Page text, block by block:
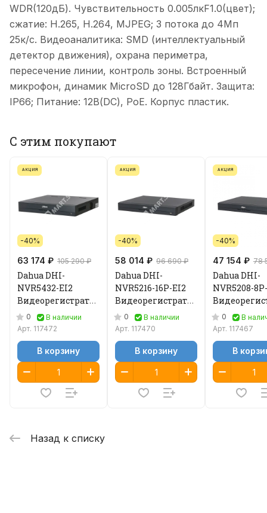
WDR(120дБ). Чувствительность 0.005лкF1.0(цвет);
сжатие: H.265, H.264, MJPEG; 3 потока до 4Мп
25к/с. Видеоаналитика: SMD (интеллектуальный
детектор движения), охрана периметра,
пересечение линии, контроль зоны. Встроенный
микрофон, динамик MicroSD до 128Гбайт. Защита:
IP66; Питание: 12В(DC), PoE. Корпус пластик.
С этим покупают
АКЦИЯ
-40%
63 174 ₽ 105 290 ₽
Dahua DHI-
NVR5432-EI2
Видеорегистратор
IP 0
В наличии
Арт. 117472
В корзину
АКЦИЯ
-40%
58 014 ₽ 96 690 ₽
Dahua DHI-
NVR5216-16P-EI2
Видеорегистратор
IP 0
В наличии
Арт. 117470
В корзину
АКЦИЯ
-40%
47 154 ₽ 78
Dahua DHI-
NVR5208-
IP 0
В
Арт. 117467
В
Назад к списку